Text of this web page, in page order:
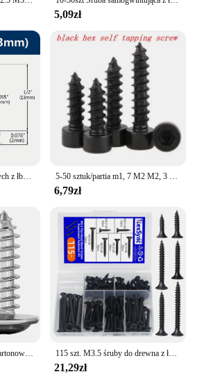
5,09zł
# 8 Wkrętów samowiercących z łbem kratownicowym Phillips Wkręty do blachy z tlenku cynku Szybkie wkręty samogwintujące Tokarka do metalu Kołki 100 szt. 5-50 sztuk/partia m1, 7 M2 M2, 3 M2, 6 M3 M3 3, 5 M4 M5 M6 ze stali węglowej z łbem sześciokątnym z sześciokątnym gniazdem wkręty samogwintujące
6,79zł
PWA 304 wkręty do płyt kartonowo-gipsowych ze stali nierdzewnej z podkładką z okrągłą główką i śruba gwintująca 115 szt. M3.5 śruby do drewna z łbem płaskim asortyment zestaw łączników krzyżowe wpuszczane z łbem stożkowym wkręty do gwintowania z łbem płaskim wkręt do drewna
21,29zł